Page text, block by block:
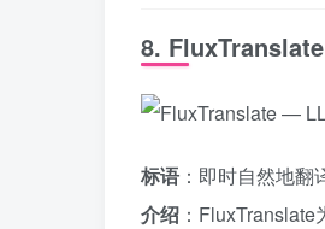
8.
标语 ：即时自然地
介绍 ：